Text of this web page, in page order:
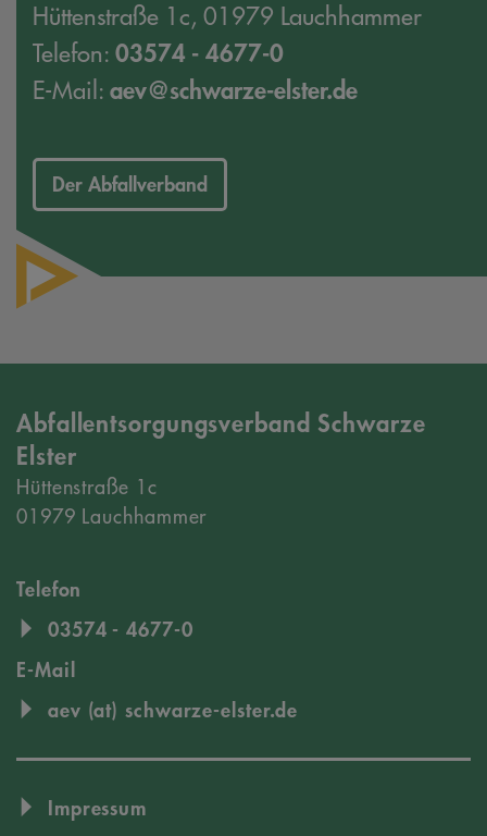
Hüttenstraße 1c, 01979 Lauchhammer
Telefon: 03574 - 4677-0
E-Mail: aev@schwarze-elster.de
Der Abfallverband
Abfallentsorgungsverband Schwarze
Elster
Hüttenstraße 1c
01979 Lauchhammer
Telefon
03574 - 4677-0
E-Mail
aev (at) schwarze-elster.de
Impressum